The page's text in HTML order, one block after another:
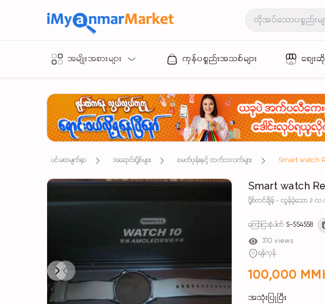
အမျိုးအစားများ ကုန်ပစ္စည်းအသစ်များ စျေးဆို
ပင်မစာမျက်နှာ အရောင်းပို့စ်များ စမတ်ဖုန်းနှင့် တက်ဘလက်များ Smart watch
Previous
Next
Smart watch
ပို့စ်တင်ချိန် - လွန်ခဲ့သော 2 လ
ကြော်ငြာနံပါတ် S-554558
310 views
ရန်ကုန်
100,000
အသုံးပြုပြီး